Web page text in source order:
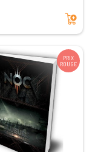
Ajouter au panier
PRIX
ROUGE